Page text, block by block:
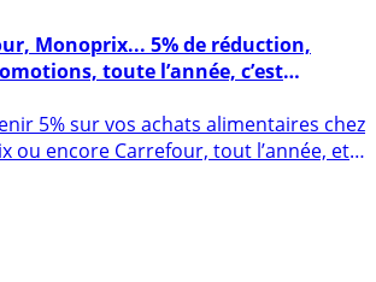
toute l’année, c’est
5% sur vos achats alimentaires chez
ou encore Carrefour, tout l’année, et